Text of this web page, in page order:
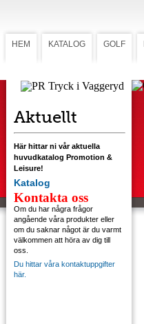
HEM KATALOG GOLF
Aktuellt
Här hittar ni vår aktuella
huvudkatalog Promotion &
Leisure!
Katalog
Kontakta oss
Om du har några frågor
angående våra produkter eller
om du saknar något är du varmt
välkommen att höra av dig till
oss.
Du hittar våra kontaktuppgifter
här.